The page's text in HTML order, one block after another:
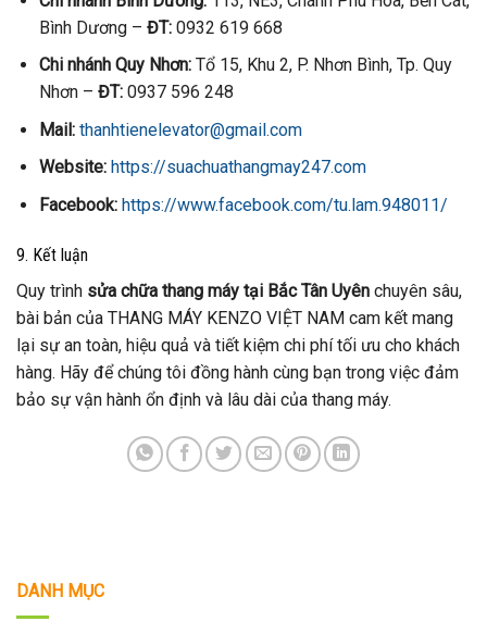
Bình Dương – ĐT:0932 619 668
Chi nhánh Quy Nhơn:Tổ 15, Khu 2, P. Nhơn Bình, Tp. Quy
Nhơn – ĐT:0937 596 248
Mail: thanhtienelevator@gmail.com
Website: https://suachuathangmay247.com
Facebook: https://www.facebook.com/tu.lam.948011/
9. Kết luận
Quy trình sửa chữa thang máy tại Bắc Tân Uyên chuyên sâu,
bài bản của THANG MÁY KENZO VIỆT NAM cam kết mang
lại sự an toàn, hiệu quả và tiết kiệm chi phí tối ưu cho khách
hàng. Hãy để chúng tôi đồng hành cùng bạn trong việc đảm
bảo sự vận hành ổn định và lâu dài của thang máy.
DANH MỤC